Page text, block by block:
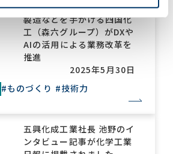
医療・食品包装のフィルム
製造などを手がける四国化
工（森六グループ）がDXや
AIの活用による業務改革を
推進
2025年5月30日
#ものづくり #技術力
五興化成工業社長 池野のイ
ンタビュー記事が化学工業